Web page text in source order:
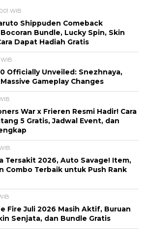
WIB
Shippuden Comeback
Bundle, Lucky Spin, Skin
Dapat Hadiah Gratis
WIB
Officially Unveiled: Snezhnaya,
Gameplay Changes
War x Frieren Resmi Hadir! Cara
5 Gratis, Jadwal Event, dan
Tersakit 2026, Auto Savage! Item,
Combo Terbaik untuk Push Rank
Fire Juli 2026 Masih Aktif, Buruan
Senjata, dan Bundle Gratis